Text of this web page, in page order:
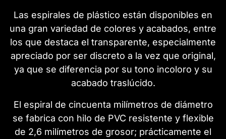
Las espirales de plástico están disponibles en
una gran variedad de colores y acabados, entre
los que destaca el transparente, especialmente
apreciado por ser discreto a la vez que original,
ya que se diferencia por su tono incoloro y su
acabado traslúcido.
El espiral de cincuenta milímetros de diámetro
se fabrica con hilo de PVC resistente y flexible
de 2,6 milímetros de grosor; prácticamente el